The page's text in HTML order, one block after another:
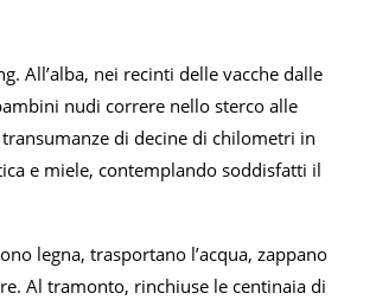
All’alba, nei recinti delle vacche dalle
nudi correre nello sterco alle
di decine di chilometri in
e miele, contemplando soddisfatti il
legna, trasportano l’acqua, zappano
Al tramonto, rinchiuse le centinaia di